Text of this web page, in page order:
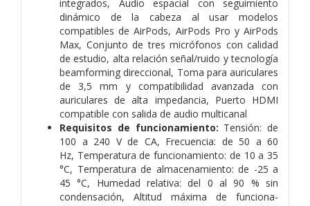
integrados, Audio espacial con seguimiento
dinámico de la cabeza al usar modelos
compatibles de AirPods, AirPods Pro y AirPods
Max, Conjunto de tres micrófonos con calidad
de estudio, alta relación señal/ruido y tecnología
beamforming direccional, Toma para auriculares
de 3,5 mm y compati­bilidad avanzada con
auriculares de alta impedancia, Puerto HDMI
compatible con salida de audio multicanal
Requisitos de funciona­miento: Tensión: de
100 a 240 V de CA, Frecuencia: de 50 a 60
Hz, Temperatura de funciona­miento: de 10 a 35
°C, Temperatura de almacena­miento: de -25 a
45 °C, Humedad relativa: del 0 al 90 % sin
condensación, Altitud máxima de funciona­